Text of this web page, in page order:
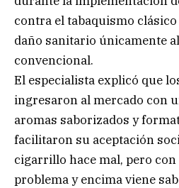
contra el tabaquismo
daño sanitario únicamente
convencional.
El especialista explicó que
ingresaron al mercado con
aromas saborizados y
facilitaron su aceptación
cigarrillo hace mal, pero con
problema y encima viene